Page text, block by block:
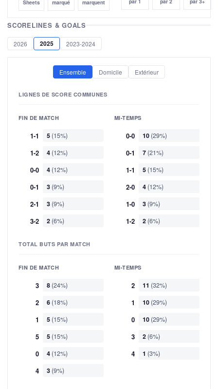
Sheets marqué marquent
SCORELINES & GOALS
2026 2025 2023-2024
Ensemble Domicile Extérieur
LIGNES DE SCORE COMMUNES
FIN DE MATCH
1-1 5 (15%)
1-2 4 (12%)
0-0 4 (12%)
0-1 3 (9%)
2-1 3 (9%)
3-2 2 (6%)
MI-TEMPS
0-0 10 (29%)
0-1 7 (21%)
1-1 5 (15%)
2-0 4 (12%)
1-0 3 (9%)
1-2 2 (6%)
TOTAL BUTS PAR MATCH
FIN DE MATCH
3 8 (24%)
2 6 (18%)
1 5 (15%)
5 5 (15%)
0 4 (12%)
4 3 (9%)
MI-TEMPS
2 11 (32%)
1 10 (29%)
0 10 (29%)
3 2 (6%)
4 1 (3%)